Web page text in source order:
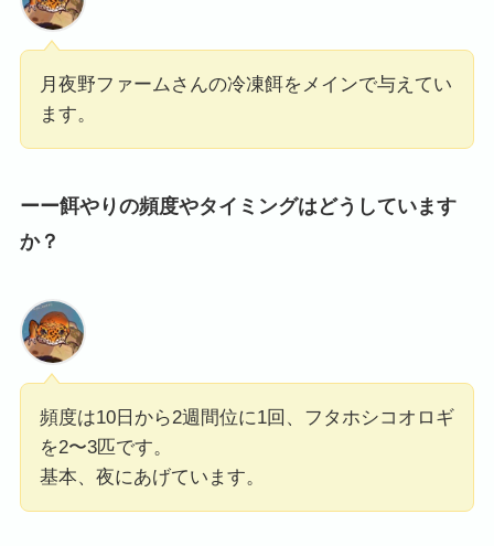
月夜野ファームさんの冷凍餌をメインで与えてい
ます。
ーー餌やりの頻度やタイミングはどうしています
か？
頻度は10日から2週間位に1回、フタホシコオロギ
を2〜3匹です。
基本、夜にあげています。